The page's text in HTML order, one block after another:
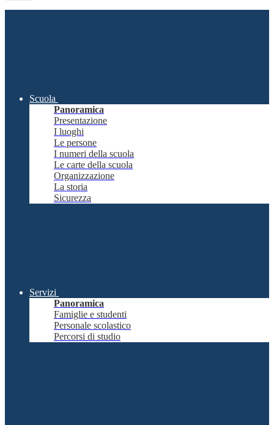
Scuola
Panoramica
Presentazione
I luoghi
Le persone
I numeri della scuola
Le carte della scuola
Organizzazione
La storia
Sicurezza
Servizi
Panoramica
Famiglie e studenti
Personale scolastico
Percorsi di studio